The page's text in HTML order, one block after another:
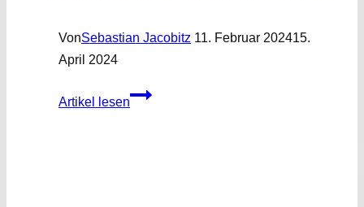
VonSebastian Jacobitz 11. Februar 202415.
April 2024
Artikel lesen
Eigenkapitalnachweis: